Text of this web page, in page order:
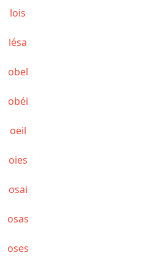
lois
lésa
obel
obéi
oeil
oies
osai
osas
oses